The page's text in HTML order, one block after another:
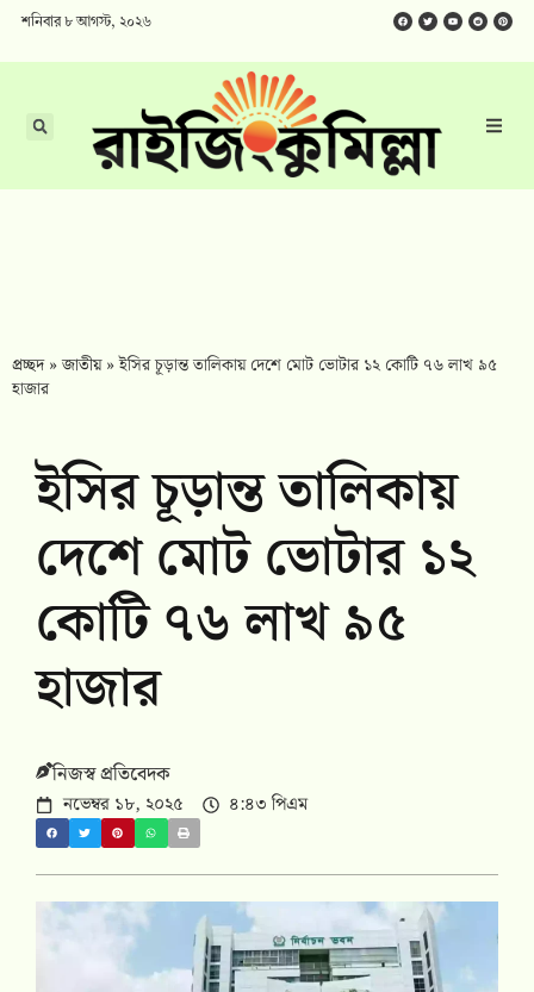
শনিবার ৮ আগস্ট, ২০২৬
প্রচ্ছদ»জাতীয়»ইসির চূড়ান্ত তালিকায় দেশে মোট ভোটার ১২ কোটি ৭৬ লাখ ৯৫
হাজার
ইসির চূড়ান্ত তালিকায়
দেশে মোট ভোটার ১২
কোটি ৭৬ লাখ ৯৫
হাজার
নিজস্ব প্রতিবেদক
নভেম্বর ১৮, ২০২৫ ৪:৪৩ পিএম